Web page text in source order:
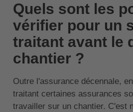
Quels sont les
vérifier pour un
traitant avant le
chantier ?
Outre l'assurance décennale,
traitant certaines assurances
travailler sur un chantier. C'est